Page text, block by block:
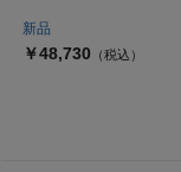
新品
￥48,730 （税込）